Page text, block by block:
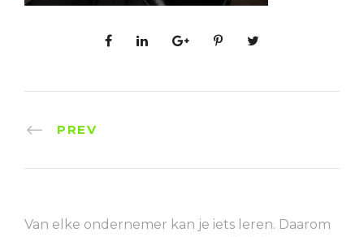
PREV
Van elke ondernemer kan je iets leren. Daarom